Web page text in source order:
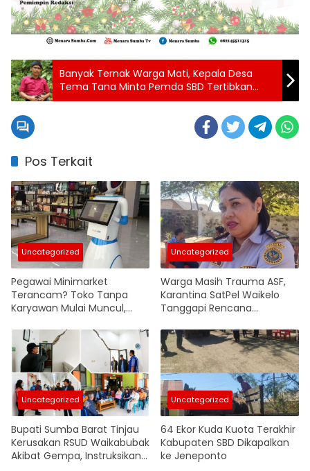
Banyak Ternak Warga Mati, Kepala Desa
Tema Tana Minta Pemda SBD Tertibkan
Perdagangan Babi dan Fungsikan Poskeswan
Pos Terkait
Uncategorized
Pegawai Minimarket
Terancam? Toko Tanpa
Karyawan Mulai Muncul,
Uncategorized
Warga Masih Trauma ASF,
Karantina SatPel Waikelo
Tanggapi Rencana
Pulau
Uncategorized
Bupati Sumba Barat Tinjau
Kerusakan RSUD Waikabubak
Akibat Gempa, Instruksikan
Uncategorized
64 Ekor Kuda Kuota Terakhir
Kabupaten SBD Dikapalkan
ke Jeneponto